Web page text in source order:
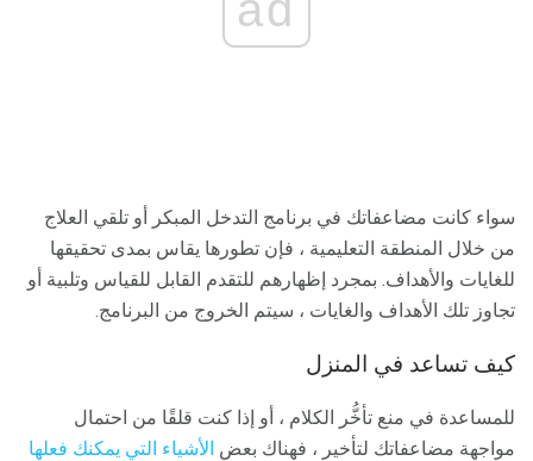
سواء كانت مضاعفاتك في برنامج التدخل المبكر أو تلقي العلاج
من خلال المنطقة التعليمية ، فإن تطورها يقاس بمدى تحقيقها
للغايات والأهداف. بمجرد إظهارهم للتقدم القابل للقياس وتلبية أو
تجاوز تلك الأهداف والغايات ، سيتم الخروج من البرنامج.
كيف تساعد في المنزل
للمساعدة في منع تأخُّر الكلام ، أو إذا كنت قلقًا من احتمال
مواجهة مضاعفاتك لتأخير ، فهناك بعض الأشياء التي يمكنك فعلها